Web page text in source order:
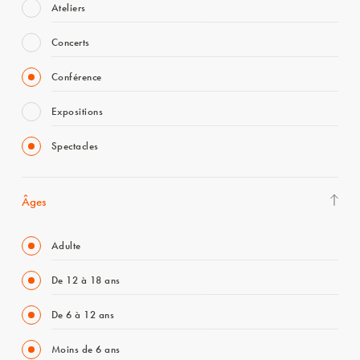
Ateliers
Concerts
Conférence
Expositions
Spectacles
Âges
Adulte
De 12 à 18 ans
De 6 à 12 ans
Moins de 6 ans